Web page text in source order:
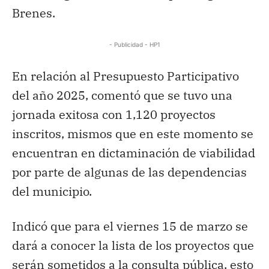
Brenes.
- Publicidad - HP1
En relación al Presupuesto Participativo
del año 2025, comentó que se tuvo una
jornada exitosa con 1,120 proyectos
inscritos, mismos que en este momento se
encuentran en dictaminación de viabilidad
por parte de algunas de las dependencias
del municipio.
Indicó que para el viernes 15 de marzo se
dará a conocer la lista de los proyectos que
serán sometidos a la consulta pública, esto